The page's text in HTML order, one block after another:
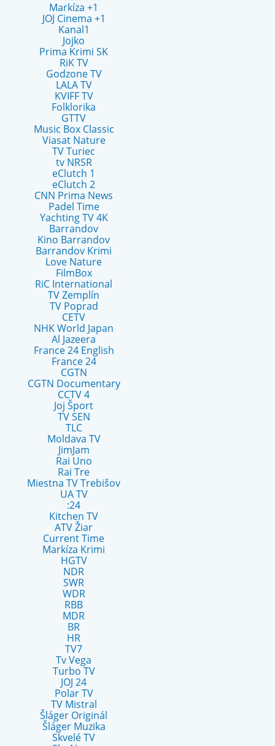
Markíza +1
JOJ Cinema +1
Kanal1
Jojko
Prima Krimi SK
RiK TV
Godzone TV
LALA TV
KVIFF TV
Folklorika
GTTV
Music Box Classic
Viasat Nature
TV Turiec
tv NRSR
eClutch 1
eClutch 2
CNN Prima News
Padel Time
Yachting TV 4K
Barrandov
Kino Barrandov
Barrandov Krimi
Love Nature
FilmBox
RiC International
TV Zemplín
TV Poprad
CETV
NHK World Japan
Al Jazeera
France 24 English
France 24
CGTN
CGTN Documentary
CCTV 4
Joj Šport
TV SEN
TLC
Moldava TV
JimJam
Rai Uno
Rai Tre
Miestna TV Trebišov
UA TV
:24
Kitchen TV
ATV Žiar
Current Time
Markíza Krimi
HGTV
NDR
SWR
WDR
RBB
MDR
BR
HR
TV7
Tv Vega
Turbo TV
JOJ 24
Polar TV
TV Mistral
Šláger Originál
Šláger Muzika
Skvelé TV